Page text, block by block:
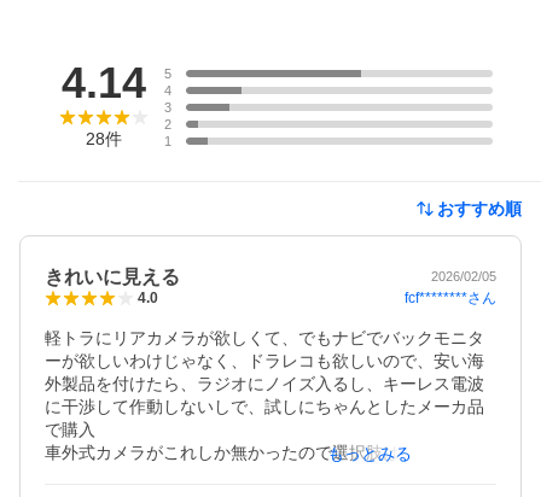
4.14
28件
5
4
3
2
1
おすすめ順
きれいに見える 2026/02/05
4.0 fcf********さん
軽トラにリアカメラが欲しくて、でもナビでバックモニタ
ーが欲しいわけじゃなく、ドラレコも欲しいので、安い海
外製品を付けたら、ラジオにノイズ入るし、キーレス電波
に干渉して作動しないしで、試しにちゃんとしたメーカ品
で購入
車外式カメラがこれしか無かったので選択肢は他に無かっ
もっとみる